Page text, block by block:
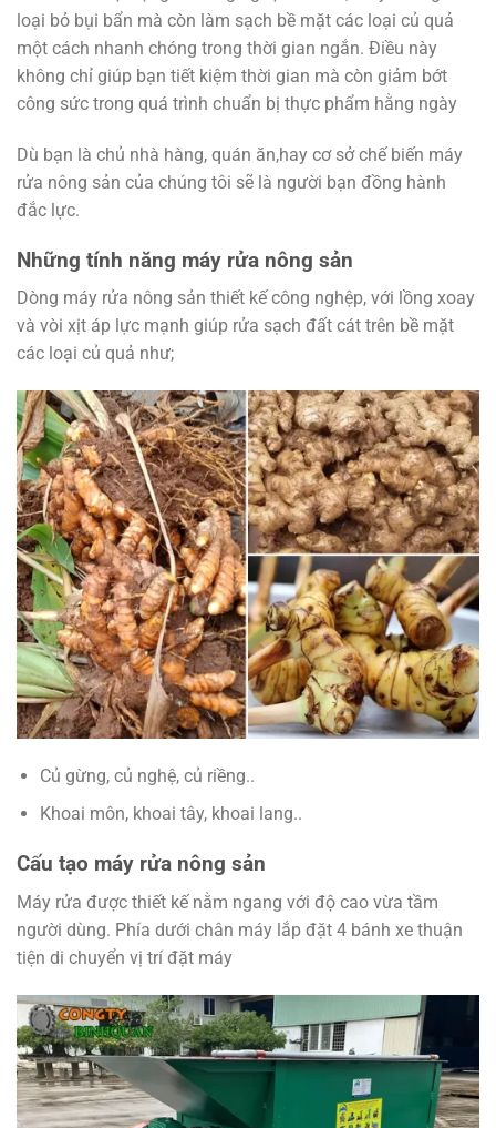
loại bỏ bụi bẩn mà còn làm sạch bề mặt các loại củ quả
một cách nhanh chóng trong thời gian ngắn. Điều này
không chỉ giúp bạn tiết kiệm thời gian mà còn giảm bớt
công sức trong quá trình chuẩn bị thực phẩm hằng ngày
Dù bạn là chủ nhà hàng, quán ăn,hay cơ sở chế biến máy
rửa nông sản của chúng tôi sẽ là người bạn đồng hành
đắc lực.
Những tính năng máy rửa nông sản
Dòng máy rửa nông sản thiết kế công nghệp, với lồng xoay
và vòi xịt áp lực mạnh giúp rửa sạch đất cát trên bề mặt
các loại củ quả như;
Củ gừng, củ nghệ, củ riềng..
Khoai môn, khoai tây, khoai lang..
Cấu tạo máy rửa nông sản
Máy rửa được thiết kế nằm ngang với độ cao vừa tầm
người dùng. Phía dưới chân máy lắp đặt 4 bánh xe thuận
tiện di chuyển vị trí đặt máy